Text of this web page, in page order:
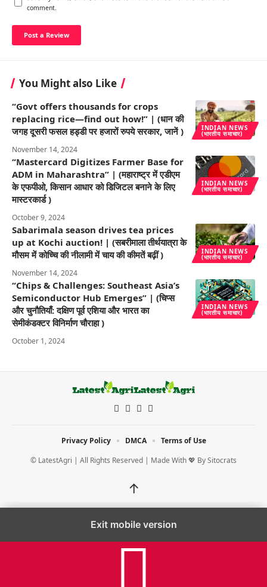
comment.
You Might also Like
INDIAN NEWS
(भारतीय समाचार)
“Govt offers thousands for crops
replacing rice—find out how!” | (धान की
जगह दूसरी फसल हड्डी पर हजारों रुपये सरकार, जानें )
November 14, 2024
INDIAN NEWS
(भारतीय समाचार)
“Mastercard Digitizes Farmer Base for
ADM in Maharashtra” | (महाराष्ट्र में एडीएम
के एफपीओ, किसान आधार को डिजिटल बनाने के लिए
मास्टरकार्ड )
October 9, 2024
INDIAN NEWS
(भारतीय समाचार)
Sabarimala season drives tea prices
up at Kochi auction! | (सबरीमाला तीर्थयात्रा के
मौसम में कोच्चि की नीलामी में चाय की कीमतें बढ़ीं )
November 14, 2024
INDIAN NEWS
(भारतीय समाचार)
“Chips & Challenges: Southeast Asia’s
Semiconductor Hub Emerges” | (चिप्स
और चुनौतियाँ: दक्षिण पूर्व एशिया और भारत का
सेमीकंडक्टर विनिर्माण चौराहा )
October 1, 2024
© LatestAgri | All Rights Reserved | Made With 💖 BySitocrats
Privacy Policy DMCA Terms of Use
↑
Exit mobile version